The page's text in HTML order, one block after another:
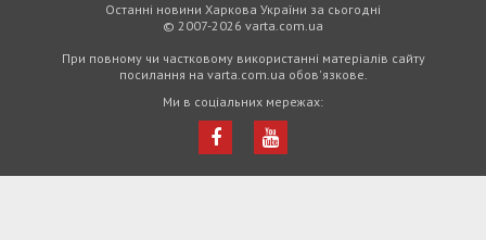
Останні новини Харкова України за сьогодні
© 2007-2026 varta.com.ua
При повному чи частковому використанні матеріалів сайту
посилання на varta.com.ua обов'язкове.
Ми в соціальних мережах: